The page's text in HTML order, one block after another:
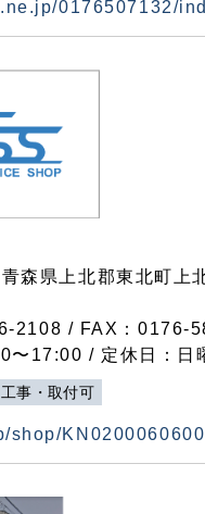
0176507132/
森県上北郡東北町上
2108 / FAX：0176-
〜17:00 / 定休日：日
工事・取付可
shop/